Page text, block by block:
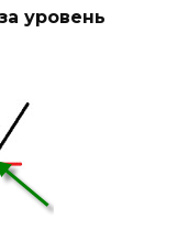
уровень